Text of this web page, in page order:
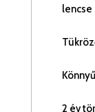
lencse
2 év